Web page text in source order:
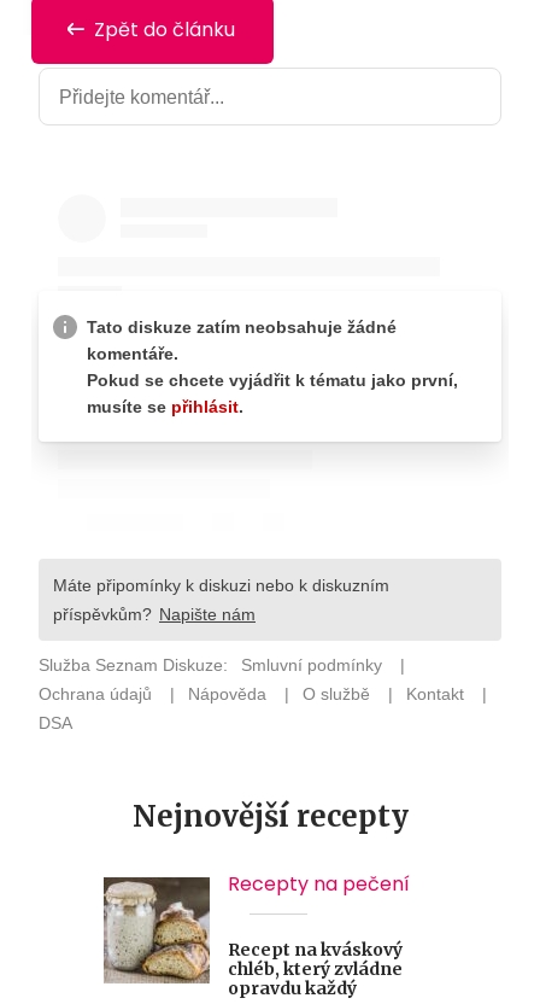
Zpět do článku
Nejnovější recepty
Recepty na pečení
Recept na kváskový
chléb, který zvládne
opravdu každý